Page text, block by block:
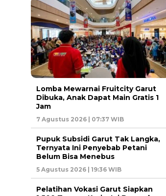
Lomba Mewarnai Fruitcity Garut
Dibuka, Anak Dapat Main Gratis 1
Jam
7 Agustus 2026 | 07:37 WIB
Pupuk Subsidi Garut Tak Langka,
Ternyata Ini Penyebab Petani
Belum Bisa Menebus
5 Agustus 2026 | 19:36 WIB
Pelatihan Vokasi Garut Siapkan